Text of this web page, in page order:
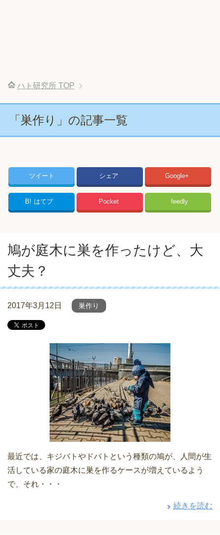
ハト研究所 TOP
「巣作り」の記事一覧
ツイート シェア Google+
B! はてブ Pocket feedly
鳩が庭木に巣を作ったけど、大
丈夫？
2017年3月12日 巣作り
最近では、キジバトやドバトという種類の鳩が、人間が生
活している家の庭木に巣を作るケースが増えているよう
で、それ・・・
続きを読む